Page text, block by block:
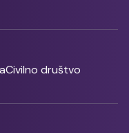
Civilno društvo